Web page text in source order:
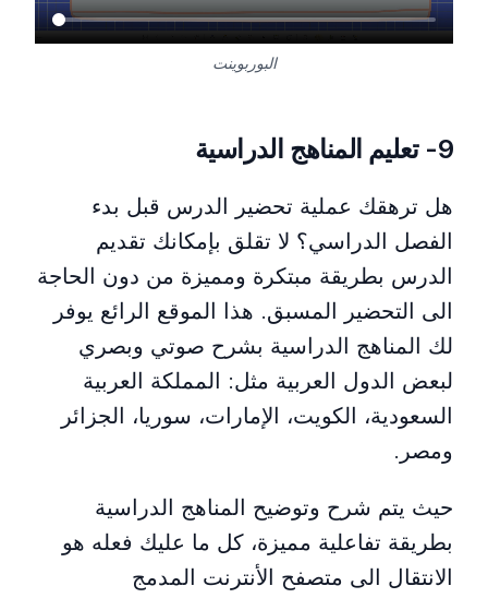
استخدام خرائط قوقل في شرح الجغرافيا داخل عرض شرائح
البوربوينت
9- تعليم المناهج الدراسية
هل ترهقك عملية تحضير الدرس قبل بدء
الفصل الدراسي؟ لا تقلق بإمكانك تقديم
الدرس بطريقة مبتكرة ومميزة من دون الحاجة
الى التحضير المسبق. هذا الموقع الرائع يوفر
لك المناهج الدراسية بشرح صوتي وبصري
لبعض الدول العربية مثل: المملكة العربية
السعودية، الكويت، الإمارات، سوريا، الجزائر
ومصر.
حيث يتم شرح وتوضيح المناهج الدراسية
بطريقة تفاعلية مميزة، كل ما عليك فعله هو
الانتقال الى متصفح الأنترنت المدمج